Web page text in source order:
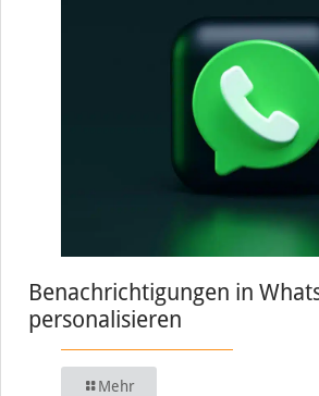
Benachrichtigungen in
personalisieren
Mehr